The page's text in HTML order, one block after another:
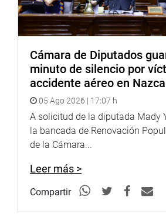
10-08-18
Cámara de Diputados
minuto de silencio por
accidente aéreo en Nazca
05 Ago 2026 | 17:07 h
A solicitud de la diputada Mady
la bancada de Renovación
de la Cámara...
Leer más >
Compartir